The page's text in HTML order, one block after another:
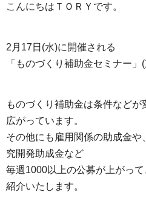
こんにちはＴＯＲＹです。
2月17日(水)に開催される
「ものづくり補助金セミナー」
ものづくり補助金は条件など
広がっています。
その他にも雇用関係の助成金
究開発助成金など
毎週1000以上の公募が上がっ
紹介いたします。